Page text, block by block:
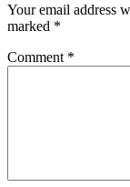
Your email address
marked *
Comment *